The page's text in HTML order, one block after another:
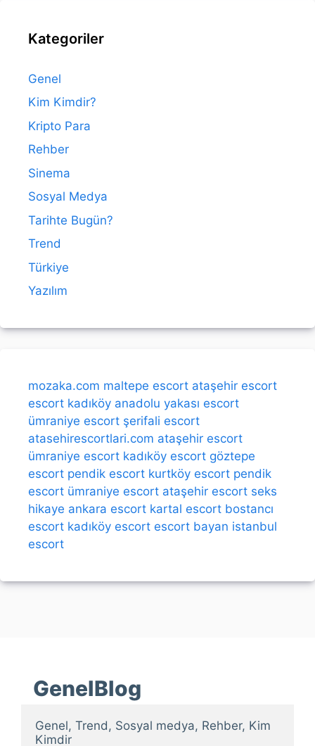
Kategoriler
Genel
Kim Kimdir?
Kripto Para
Rehber
Sinema
Sosyal Medya
Tarihte Bugün?
Trend
Türkiye
Yazılım
mozaka.com maltepe escort ataşehir escort
escort kadıköy anadolu yakası escort
ümraniye escort şerifali escort
atasehirescortlari.com ataşehir escort
ümraniye escort kadıköy escort göztepe
escort pendik escort kurtköy escort pendik
escort ümraniye escort ataşehir escort seks
hikaye ankara escort kartal escort bostancı
escort kadıköy escort escort bayan istanbul
escort
GenelBlog
Genel, Trend, Sosyal medya, Rehber, Kim
Kimdir